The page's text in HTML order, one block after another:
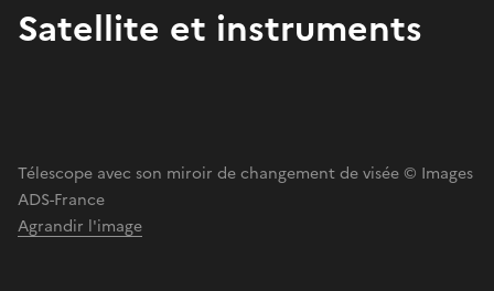
Satellite et instruments
Télescope avec son miroir de changement de visée © Images
ADS-France
Agrandir l'image